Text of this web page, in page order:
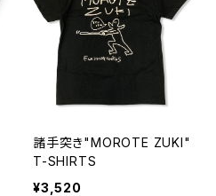
諸手突き"MOROTE ZUKI"
T-SHIRTS
¥3,520